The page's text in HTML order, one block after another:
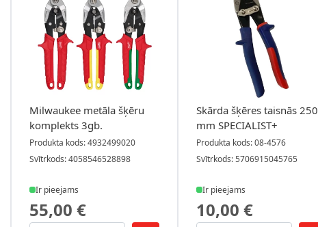
Milwaukee metāla šķēru
komplekts 3gb.
Produkta kods: 4932499020
Svītrkods: 4058546528898
Ir pieejams
55,00 €
Skārda šķēres taisnās 250
mm SPECIALIST+
Produkta kods: 08-4576
Svītrkods: 5706915045765
Ir pieejams
10,00 €